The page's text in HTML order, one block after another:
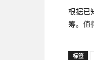
根据已
筹。值
标签